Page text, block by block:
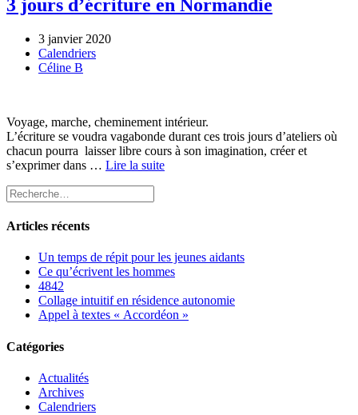
3 jours d’écriture en Normandie
3 janvier 2020
Calendriers
Céline B
Voyage, marche, cheminement intérieur.
L’écriture se voudra vagabonde durant ces trois jours d’ateliers où
chacun pourra laisser libre cours à son imagination, créer et
s’exprimer dans … Lire la suite
Articles récents
Un temps de répit pour les jeunes aidants
Ce qu’écrivent les hommes
4842
Collage intuitif en résidence autonomie
Appel à textes « Accordéon »
Catégories
Actualités
Archives
Calendriers